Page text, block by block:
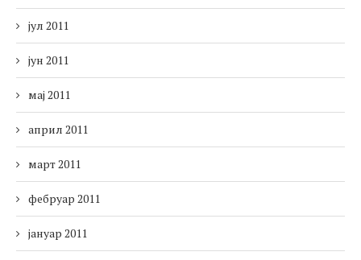
јул 2011
јун 2011
мај 2011
април 2011
март 2011
фебруар 2011
јануар 2011